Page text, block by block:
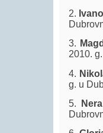
2.
3.
2010.
4.
g. u
5.